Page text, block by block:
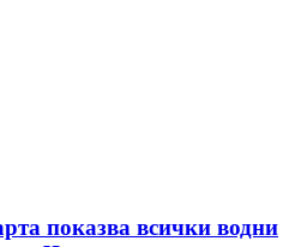
показва всички водни